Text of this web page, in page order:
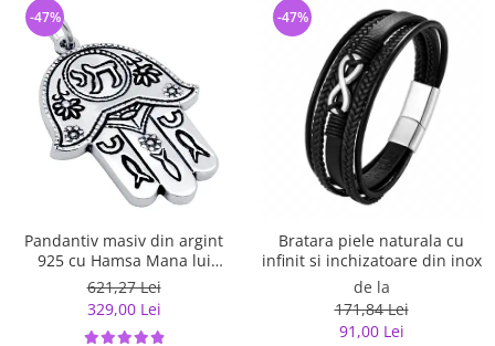
Pandantiv masiv din argint
925 cu Hamsa Mana lui
Fatima
621,27 Lei
329,00 Lei
-47%
Bratara piele naturala cu
infinit si inchizatoare din inox
de la
171,84 Lei
91,00 Lei
-47%